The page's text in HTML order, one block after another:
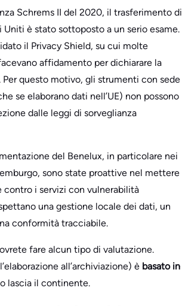
Schrems II del 2020, il trasferimento di
Uniti è stato sottoposto a un serio esame.
il Privacy Shield, su cui molte
affidamento per dichiarare la
Per questo motivo, gli strumenti con sede
se elaborano dati nell’UE) non possono
dalle leggi di sorveglianza
del Benelux, in particolare nei
sono state proattive nel mettere
contro i servizi con vulnerabilità
una gestione locale dei dati, un
conformità tracciabile.
fare alcun tipo di valutazione.
all’archiviazione) è basato in
lascia il continente.